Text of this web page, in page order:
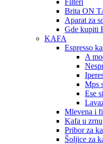
Filteri
Brita ON
Aparat za
Gde kupiti
KAFA
Espresso
A
Mps
Ese
Mlevena i
Kafa u zrnu
Pribor za
Šoljice za